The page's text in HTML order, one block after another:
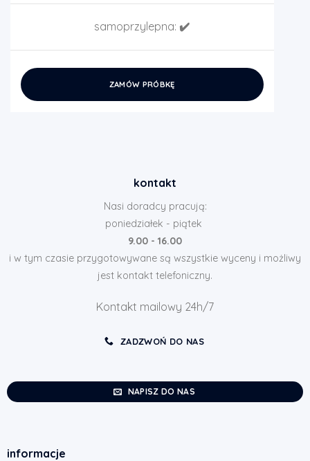
samoprzylepna: ✔️
ZAMÓW PRÓBKĘ
kontakt
Nasi doradcy pracują:
poniedziałek - piątek
9.00 - 16.00
i w tym czasie przygotowywane są wszystkie wyceny i możliwy
jest kontakt telefoniczny.
Kontakt mailowy 24h/7
ZADZWOŃ DO NAS
NAPISZ DO NAS
informacje